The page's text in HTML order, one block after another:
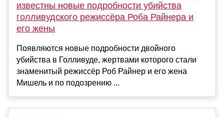
известны новые подробности убийства
голливудского режиссёра Роба Райнера и
его жены
Появляются новые подробности двойного
убийства в Голливуде, жертвами которого стали
знаменитый режиссёр Роб Райнер и его жена
Мишель и по подозрению ...